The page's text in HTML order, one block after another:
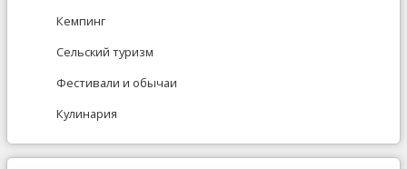
Кемпинг
Сельский туризм
Фестивали и обычаи
Кулинария